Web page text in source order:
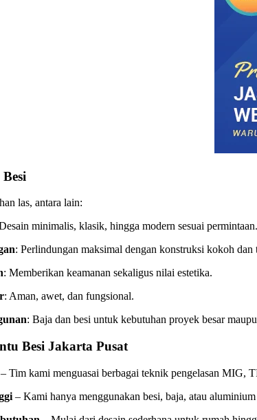
las, antara lain:
minimalis, klasik, hingga modern sesuai permintaan.
: Perlindungan maksimal dengan konstruksi kokoh dan
: Memberikan keamanan sekaligus nilai estetika.
: Aman, awet, dan fungsional.
: Baja dan besi untuk kebutuhan proyek besar
Besi Jakarta Pusat
– Tim kami menguasai berbagai teknik pengelasan MIG,
– Kami hanya menggunakan besi, baja, atau